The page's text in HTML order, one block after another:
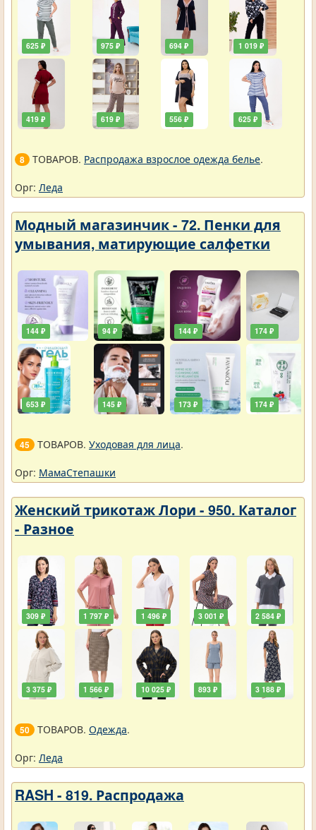
625 ₽
419 ₽
975 ₽
619 ₽
694 ₽
556 ₽
1 019 ₽
625 ₽
8 ТОВАРОВ. Распродажа взрослое одежда белье.
Орг: Леда
Модный магазинчик - 72. Пенки для
умывания, матирующие салфетки
144 ₽
653 ₽
94 ₽
145 ₽
144 ₽
173 ₽
174 ₽
174 ₽
45 ТОВАРОВ. Уходовая для лица.
Орг: МамаСтепашки
Женский трикотаж Лори - 950. Каталог
- Разное
309 ₽
3 375 ₽
1 797 ₽
1 566 ₽
1 496 ₽
10 025 ₽
3 001 ₽
893 ₽
2 584 ₽
3 188 ₽
50 ТОВАРОВ. Одежда.
Орг: Леда
RASH - 819. Распродажа